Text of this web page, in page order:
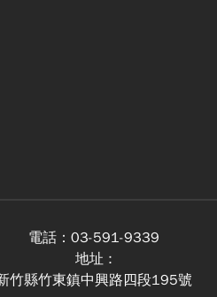
電話： 03-591-9339
地址 :
竹縣竹東鎮中興路四段195號